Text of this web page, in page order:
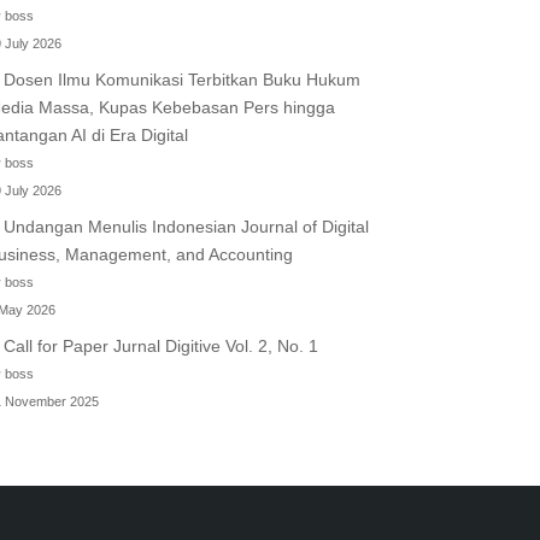
boss
July 2026
Dosen Ilmu Komunikasi Terbitkan Buku Hukum
Massa, Kupas Kebebasan Pers hingga
AI di Era Digital
boss
July 2026
Undangan Menulis Indonesian Journal of Digital
Management, and Accounting
boss
2026
Call for Paper Jurnal Digitive Vol. 2, No. 1
boss
November 2025